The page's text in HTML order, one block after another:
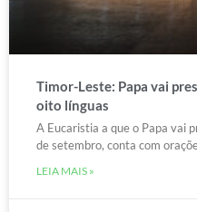
Timor-Leste: Papa vai
oito línguas
A Eucaristia a que o Papa vai
de setembro, conta com
LEIA MAIS »